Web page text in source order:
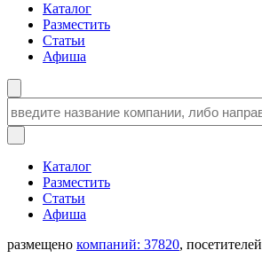
Каталог
Разместить
Статьи
Афиша
Каталог
Разместить
Статьи
Афиша
размещено компаний: 37820, посетителей